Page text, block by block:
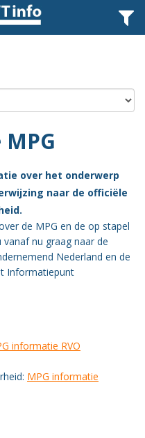
over het onderwerp
naar de officiële
de MPG en de op stapel
nu graag naar de
Nederland en de
Informatiepunt
informatie RVO
MPG informatie